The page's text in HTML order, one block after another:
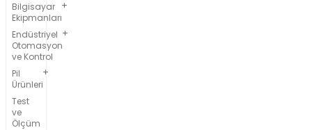
Bilgisayar
Ekipmanları
Endüstriyel
Otomasyon
ve Kontrol
Pil
Ürünleri
Test
ve
Ölçüm